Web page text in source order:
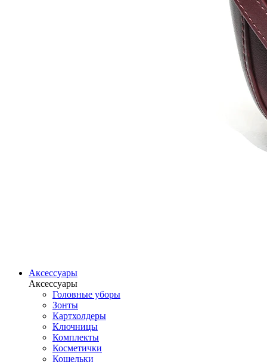
Аксессуары
Аксессуары
Головные уборы
Зонты
Картхолдеры
Ключницы
Комплекты
Косметички
Кошельки